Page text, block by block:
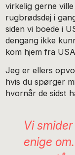
virkelig gerne
rugbrødsdej i
siden vi boede i
dengang ikke
kom hjem fra
Jeg er ellers
hvis du spørger
hvornår de sidst
Vi
enige